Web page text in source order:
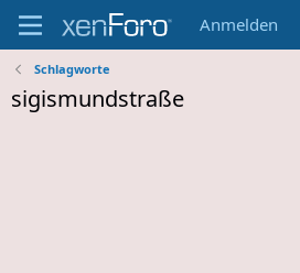
Anmelden
Schlagworte
sigismundstraße